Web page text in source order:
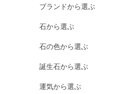
ピンクカルサイト
イエローカルサイト
オレンジカルサイト
カルセドニー各種
ブランドから選ぶ
石から選ぶ
石の色から選ぶ
誕生石から選ぶ
運気から選ぶ